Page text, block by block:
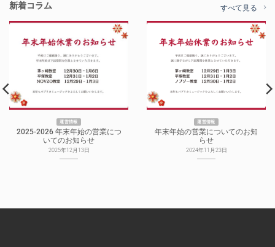
新着コラム すべて見る
運営情報
2025-2026 年末年始の営業につ
いてのお知らせ
2025年12月13日
運営情報
年末年始の営業についてのお知
らせ
2024年11月23日